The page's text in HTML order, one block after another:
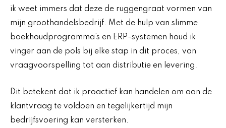
ik weet immers dat deze de ruggengraat vormen van
mijn groothandelsbedrijf. Met de hulp van slimme
boekhoudprogramma’s en ERP-systemen houd ik
vinger aan de pols bij elke stap in dit proces, van
vraagvoorspelling tot aan distributie en levering.
Dit betekent dat ik proactief kan handelen om aan de
klantvraag te voldoen en tegelijkertijd mijn
bedrijfsvoering kan versterken.